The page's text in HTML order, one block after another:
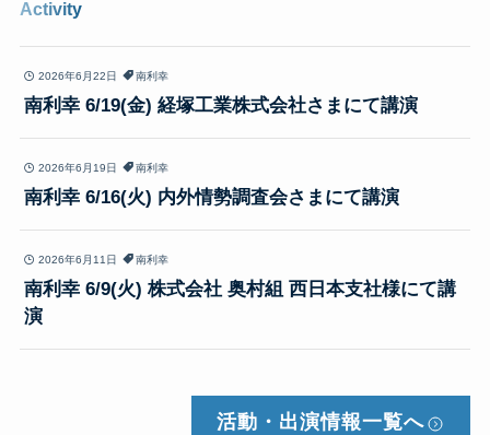
Activity
2026年6月22日 南利幸
南利幸 6/19(金) 経塚工業株式会社さまにて講演
2026年6月19日 南利幸
南利幸 6/16(火) 内外情勢調査会さまにて講演
2026年6月11日 南利幸
南利幸 6/9(火) 株式会社 奥村組 西日本支社様にて講
演
活動・出演情報一覧へ